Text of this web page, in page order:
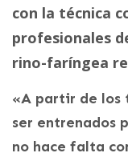
con la técnica
profesionales
rino-faríngea
«A partir de los
ser entrenados
no hace falta